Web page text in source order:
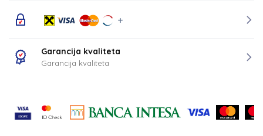
Garancija kvaliteta
Garancija kvaliteta